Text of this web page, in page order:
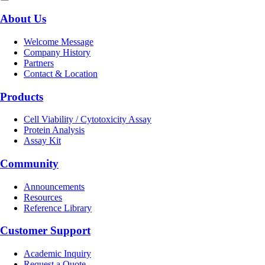
About Us
Welcome Message
Company History
Partners
Contact & Location
Products
Cell Viability /Cytotoxicity Assay
Protein Analysis
Assay Kit
Community
Announcements
Resources
Reference Library
Customer Support
Academic Inquiry